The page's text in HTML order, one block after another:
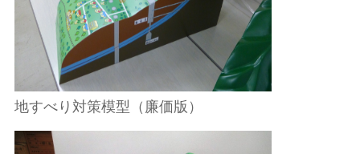
地すべり対策模型（廉価版）